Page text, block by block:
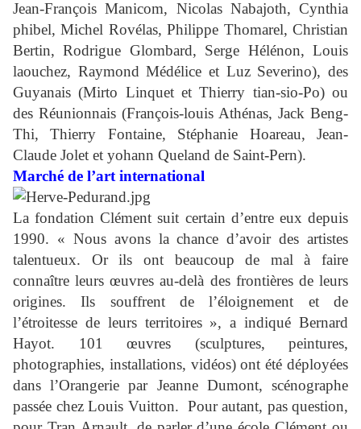
Jean-François Manicom, Nicolas Nabajoth, Cynthia
phibel, Michel Rovélas, Philippe Thomarel, Christian
Bertin, Rodrigue Glombard, Serge Hélénon, Louis
laouchez, Raymond Médélice et Luz Severino), des
Guyanais (Mirto Linquet et Thierry tian-sio-Po) ou
des Réunionnais (François-louis Athénas, Jack Beng-
Thi, Thierry Fontaine, Stéphanie Hoareau, Jean-
Claude Jolet et yohann Queland de Saint-Pern).
Marché de l’art international
La fondation Clément suit certain d’entre eux depuis
1990. « Nous avons la chance d’avoir des artistes
talentueux. Or ils ont beaucoup de mal à faire
connaître leurs œuvres au-delà des frontières de leurs
origines. Ils souffrent de l’éloignement et de
l’étroitesse de leurs territoires », a indiqué Bernard
Hayot. 101 œuvres (sculptures, peintures,
photographies, installations, vidéos) ont été déployées
dans l’Orangerie par Jeanne Dumont, scénographe
passée chez Louis Vuitton. Pour autant, pas question,